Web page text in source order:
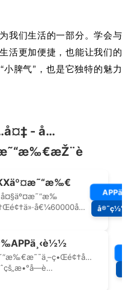
我们生活的一部分。学会与
活更加便捷，也能让我们的
脾气”，也是它独特的魅力